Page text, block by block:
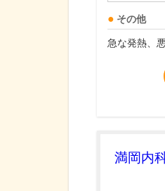
その他
急な発熱、
満岡内